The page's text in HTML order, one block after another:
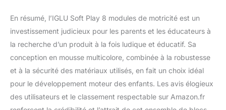
En résumé, l’IGLU Soft Play 8 modules de motricité est un
investissement judicieux pour les parents et les éducateurs à
la recherche d’un produit à la fois ludique et éducatif. Sa
conception en mousse multicolore, combinée à la robustesse
et à la sécurité des matériaux utilisés, en fait un choix idéal
pour le développement moteur des enfants. Les avis élogieux
des utilisateurs et le classement respectable sur Amazon.fr